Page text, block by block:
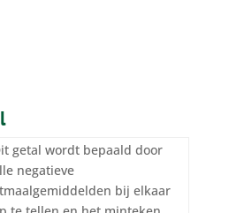
getal wordt bepaald door
negatieve
bij elkaar